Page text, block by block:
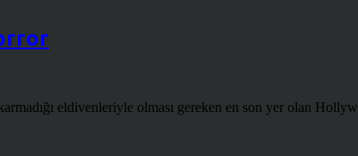
eldivenleriyle olması gereken en son yer olan